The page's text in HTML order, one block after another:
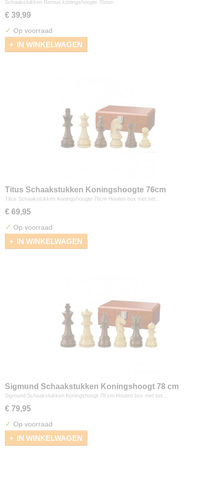
Schaakstukken Remus koningshoogte 76mm
€ 39,99
✓ Op voorraad
IN WINKELWAGEN
Titus Schaakstukken Koningshoogte 76cm
Titus Schaakstukken Koningshoogte 76cm Houten box met set…
€ 69,95
✓ Op voorraad
IN WINKELWAGEN
Sigmund Schaakstukken Koningshoogt 78 cm
Sigmund Schaakstukken Koningshoogt 78 cm Houten box met set…
€ 79,95
✓ Op voorraad
IN WINKELWAGEN